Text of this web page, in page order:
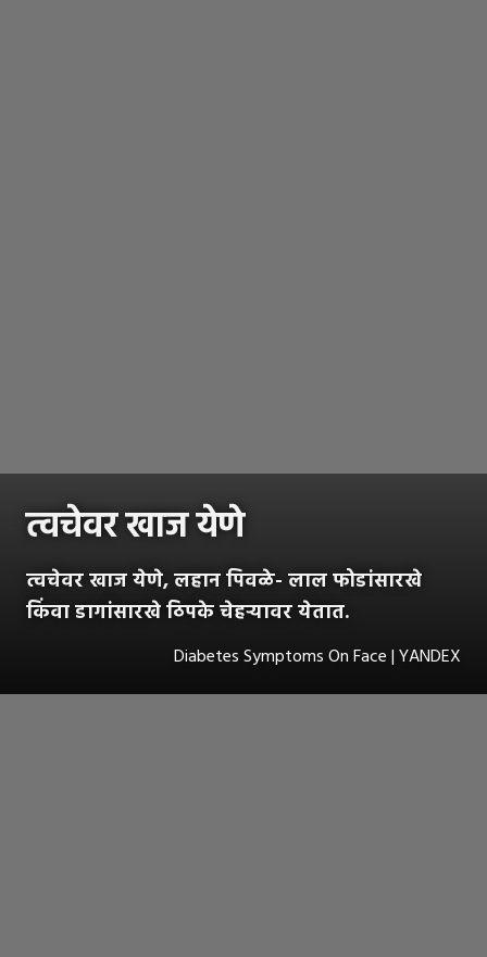
त्वचेवर खाज येणे
त्वचेवर खाज येणे, लहान पिवळे- लाल फोडांसारखे
किंवा डागांसारखे ठिपके चेहऱ्यावर येतात.
Diabetes Symptoms On Face | YANDEX